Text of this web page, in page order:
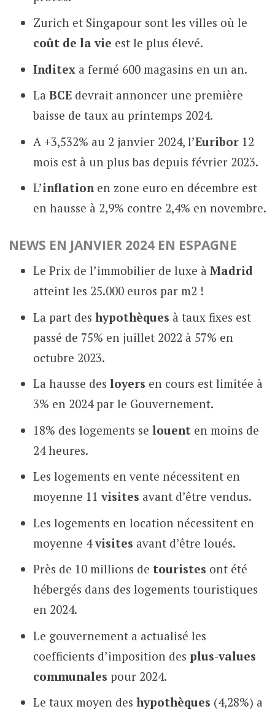
Zurich et Singapour sont les villes où le
coût de la vie est le plus élevé.
Inditex a fermé 600 magasins en un an.
La BCEdevrait annoncer une première
baisse de taux au printemps 2024.
A +3,532% au 2 janvier 2024, l’Euribor12
mois est à un plus bas depuis février 2023.
L’inflationen zone euro en décembre est
en hausse à 2,9% contre 2,4% en novembre.
NEWS EN JANVIER 2024 EN ESPAGNE
Le Prix de l’immobilier de luxe à Madrid
atteint les 25.000 euros par m2 !
La part des hypothèques à taux fixes est
passé de 75% en juillet 2022 à 57% en
octubre 2023.
La hausse des loyers en cours est limitée à
3% en 2024 par le Gouvernement.
18% des logements se louenten moins de
24 heures.
Les logements en vente nécessitent en
moyenne 11visites avant d’être vendus.
Les logements en location nécessitent en
moyenne 4visites avant d’être loués.
Près de 10 millions de touristes ont été
hébergés dans des logements touristiques
en 2024.
Le gouvernement a actualisé les
coefficients d’imposition des plus-values
communales pour 2024.
Le taux moyen des hypothèques (4,28%) a